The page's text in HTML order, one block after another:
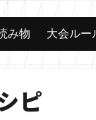
み物 大会ルー
ピ